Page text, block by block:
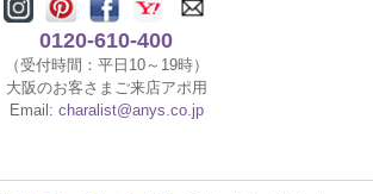
0120-610-400
（受付時間：平日10～19時）
大阪のお客さまご来店アポ用
Email: charalist@anys.co.jp